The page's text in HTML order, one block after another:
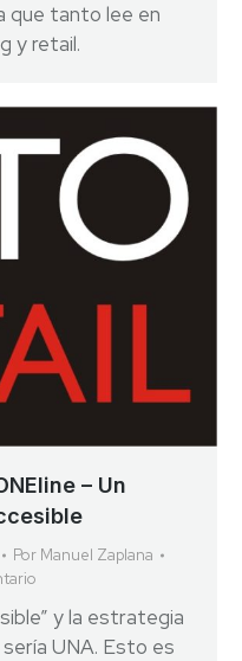
que tanto lee en
y retail.
– Un
Por Manuel Zaplana
y la estrategia
UNA. Esto es